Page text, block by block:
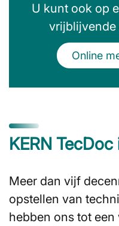
U kunt ook op
vrijblijvende
Online
KERN
Meer dan vijf
opstellen van
hebben ons tot een